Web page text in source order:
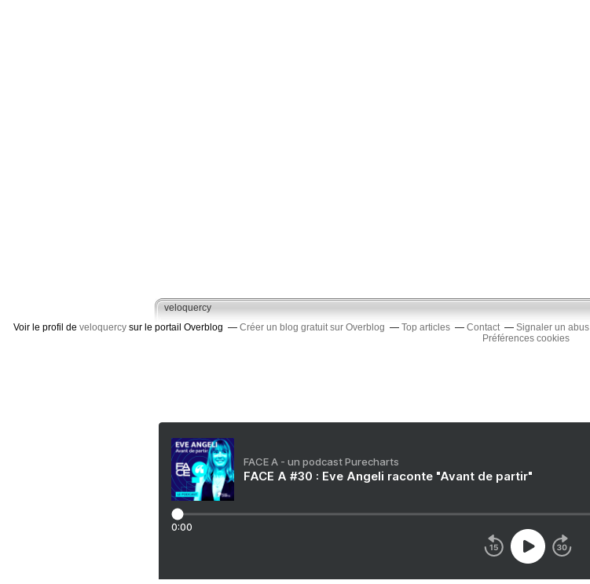
veloquercy
Voir le profil de veloquercy sur le portail Overblog Créer un blog gratuit sur Overblog Top articles Contact Signaler un abus
Préférences cookies
FACE A - un podcast Purecharts
FACE A #30 : Eve Angeli raconte "Avant de partir"
0:00